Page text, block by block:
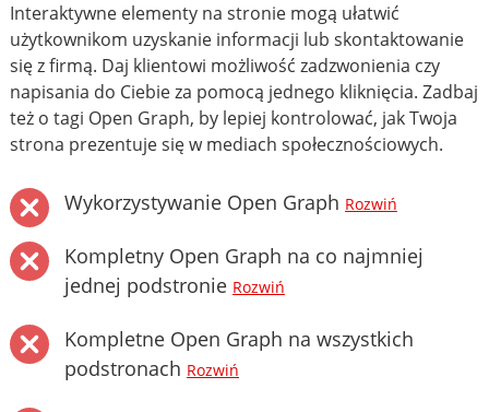
Interaktywne elementy na stronie mogą ułatwić
użytkownikom uzyskanie informacji lub skontaktowanie
się z firmą. Daj klientowi możliwość zadzwonienia czy
napisania do Ciebie za pomocą jednego kliknięcia. Zadbaj
też o tagi Open Graph, by lepiej kontrolować, jak Twoja
strona prezentuje się w mediach społecznościowych.
Wykorzystywanie Open Graph Rozwiń
Kompletny Open Graph na co najmniej
jednej podstronie Rozwiń
Kompletne Open Graph na wszystkich
podstronach Rozwiń